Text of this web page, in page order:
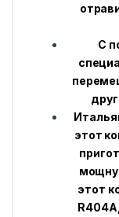
С
этот
этот